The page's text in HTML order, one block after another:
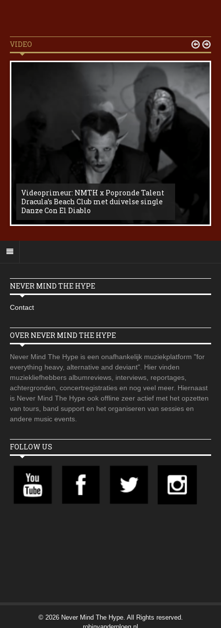
VIDEO
Videoprimeur: NMTH x Popronde Talent
Dracula’s Beach Club met duivelse single
Danze Con El Diablo
 
NEVER MIND THE HYPE
Contact
OVER NEVER MIND THE HYPE
Never Mind The Hype is een onafhankelijk muziekplatform "for
everything heavy, alternative and deviant". Hier vinden
muziekliefhebbers albumreviews, interviews, reportages,
achtergronden, concertregistraties en nog veel meer. Hiernaast
is Never Mind The Hype ook offline zeer actief met het opzetten
van tours, band support en het organiseren van sessies en
andere music events.
FOLLOW US
© 2026 Never Mind The Hype. All Rights reserved.